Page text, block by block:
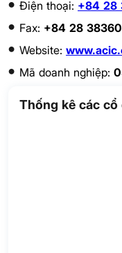
Điện thoại: +84 28
Fax: +84 28
Website:
Mã doanh nghiệp:
Thống kê các cổ